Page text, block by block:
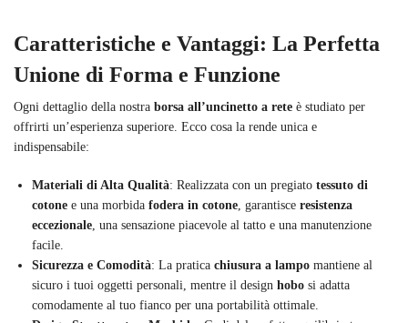
Caratteristiche e Vantaggi: La Perfetta
Unione di Forma e Funzione
Ogni dettaglio della nostra borsa all’uncinetto a rete è studiato per
offrirti un’esperienza superiore. Ecco cosa la rende unica e
indispensabile:
Materiali di Alta Qualità: Realizzata con un pregiato tessuto di
cotone e una morbida fodera in cotone , garantisce resistenza
eccezionale , una sensazione piacevole al tatto e una manutenzione
facile.
Sicurezza e Comodità: La pratica chiusura a lampo mantiene al
sicuro i tuoi oggetti personali, mentre il design hobo si adatta
comodamente al tuo fianco per una portabilità ottimale.